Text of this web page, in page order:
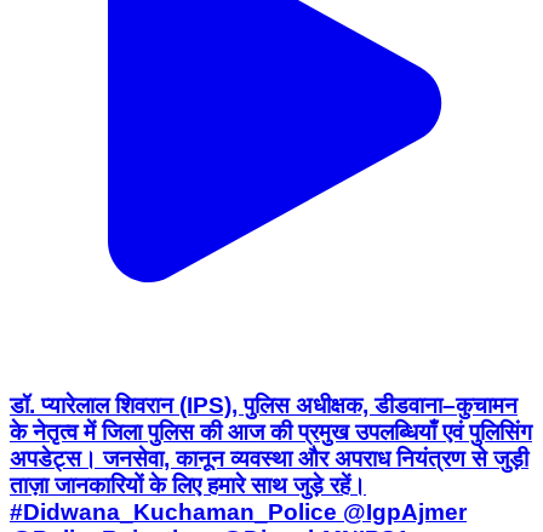
डॉ. प्यारेलाल शिवरान (IPS), पुलिस अधीक्षक, डीडवाना–कुचामन
के नेतृत्व में जिला पुलिस की आज की प्रमुख उपलब्धियाँ एवं पुलिसिंग
अपडेट्स। जनसेवा, कानून व्यवस्था और अपराध नियंत्रण से जुड़ी
ताज़ा जानकारियों के लिए हमारे साथ जुड़े रहें।
#Didwana_Kuchaman_Police @IgpAjmer